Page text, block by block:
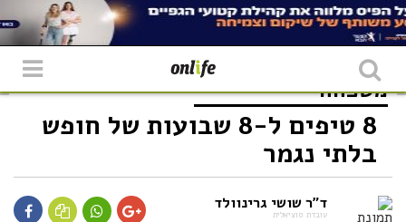
משפחה
8 טיפים ל-8 שבועות של חופש
בלתי נגמר
ד"ר שושי גרינוולד
עובדת סוציאלית